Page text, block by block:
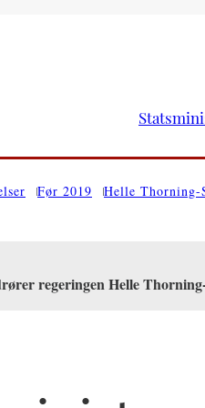
Før 2019 Helle Thorning-
regeringen Helle